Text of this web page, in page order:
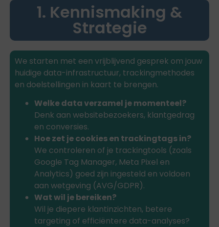
1. Kennismaking &
Strategie
We starten met een vrijblijvend gesprek om jouw
huidige data-infrastructuur, trackingmethodes
en doelstellingen in kaart te brengen.
Welke data verzamel je momenteel?
Denk aan websitebezoekers, klantgedrag
en conversies.
Hoe zet je cookies en trackingtags in?
We controleren of je trackingtools (zoals
Google Tag Manager, Meta Pixel en
Analytics) goed zijn ingesteld en voldoen
aan wetgeving (AVG/GDPR).
Wat wil je bereiken?
Wil je diepere klantinzichten, betere
targeting of efficiëntere data-analyses?